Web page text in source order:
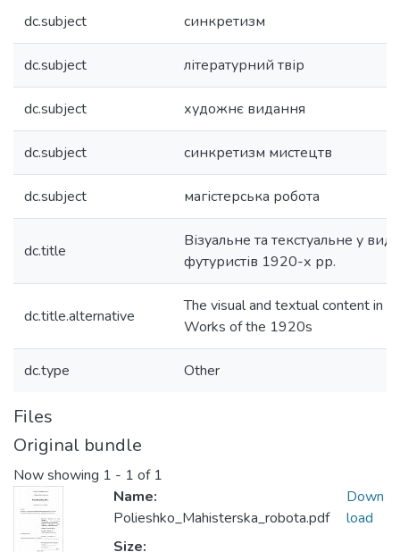
dc.subject синкретизм
dc.subject літературний твір
dc.subject художнє видання
dc.subject синкретизм мистецтв
dc.subject магістерська робота
dc.title
Візуальне та текстуальне у
футуристів 1920-х рр.
dc.title.alternative
The visual and textual content in
Works of the 1920s
dc.type Other
Files
Original bundle
Now showing 1 - 1 of 1
Name:
Polieshko_Mahisterska_robota.pdf
Size:
Down
load